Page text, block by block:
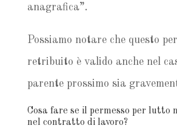
anagrafica”.
Possiamo notare che questo
retribuito è valido anche nel
parente prossimo sia
Cosa fare se il permesso per lutto
nel contratto di lavoro?